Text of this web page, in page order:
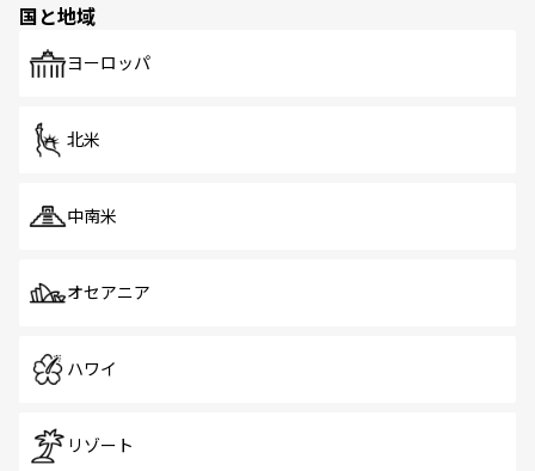
で、ホーカーズは地元の風情を楽しめる外せないスポット
国と地域
ヨーロッパ
北米
中南米
オセアニア
ハワイ
リゾート